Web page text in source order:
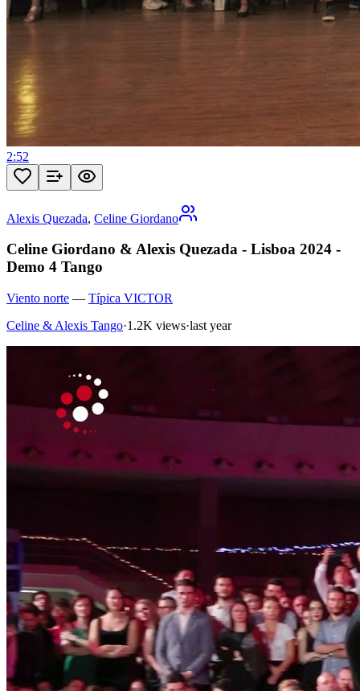
2:52
Alexis Quezada, Celine Giordano
Celine Giordano & Alexis Quezada - Lisboa 2024 -
Demo 4 Tango
Viento norte — Típica VICTOR
Celine & Alexis Tango·1.2K views·last year